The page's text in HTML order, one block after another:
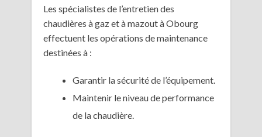
Les spécialistes de l’entretien des
chaudières à gaz et à mazout à Obourg
effectuent les opérations de maintenance
destinées à :
Garantir la sécurité de l’équipement.
Maintenir le niveau de performance
de la chaudière.